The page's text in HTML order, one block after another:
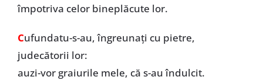
împotriva celor bineplăcute lor.
Cufundatu-s-au, îngreunați cu pietre,
judecătorii lor:
auzi-vor graiurile mele, că s-au îndulcit.